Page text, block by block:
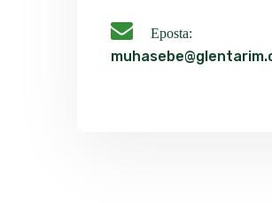
Eposta: